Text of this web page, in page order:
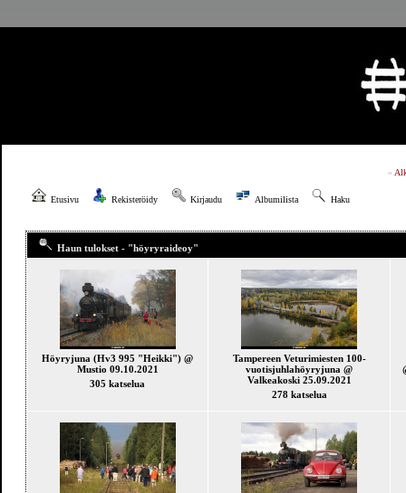
»
Etusivu Rekisteröidy Kirjaudu Albumilista Haku
Haun tulokset - "höyryraideoy"
Höyryjuna (Hv3 995 "Heikki") @
Mustio 09.10.2021
305 katselua
Tampereen Veturimiesten 100-
vuotisjuhlahöyryjuna @
Valkeakoski 25.09.2021
278 katselua